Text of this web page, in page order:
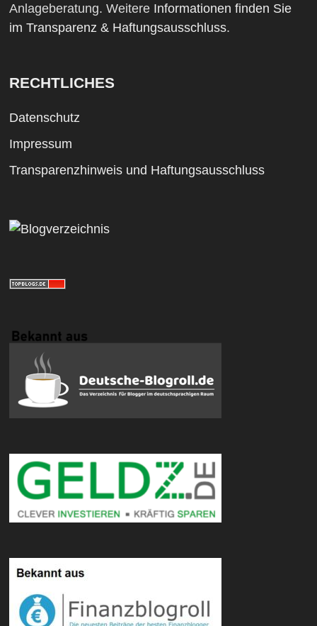
Anlageberatung. Weitere Informationen finden Sie
im Transparenz & Haftungsausschluss.
RECHTLICHES
Datenschutz
Impressum
Transparenzhinweis und Haftungsausschluss